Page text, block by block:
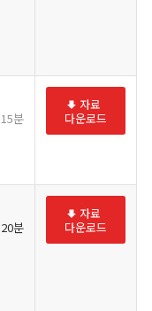
15분
자료
다운로드
20분
자료
다운로드